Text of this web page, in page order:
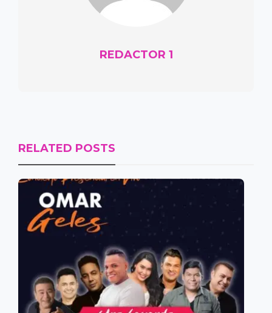
REDACTOR 1
RELATED POSTS